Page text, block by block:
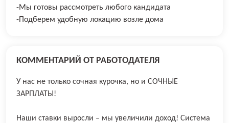
-Мы готовы рассмотреть любого кандидата
-Подберем удобную локацию возле дома
КОММЕНТАРИЙ ОТ РАБОТОДАТЕЛЯ
У нас не только сочная курочка, но и СОЧНЫЕ
ЗАРПЛАТЫ!
Наши ставки выросли – мы увеличили доход! Система